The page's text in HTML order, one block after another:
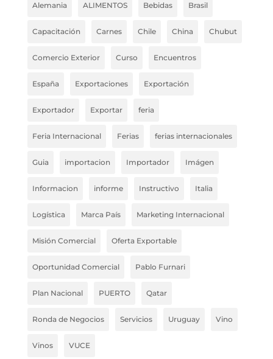
Alemania ALIMENTOS Bebidas Brasil
Capacitación Carnes Chile China Chubut
Comercio Exterior Curso Encuentros
España Exportaciones Exportación
Exportador Exportar feria
Feria Internacional Ferias ferias internacionales
Guia importacion Importador Imágen
Informacion informe Instructivo Italia
Logística Marca País Marketing Internacional
Misión Comercial Oferta Exportable
Oportunidad Comercial Pablo Furnari
Plan Nacional PUERTO Qatar
Ronda de Negocios Servicios Uruguay Vino
Vinos VUCE